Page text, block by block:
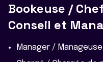
Bookeuse /
Conseil et
Manager /